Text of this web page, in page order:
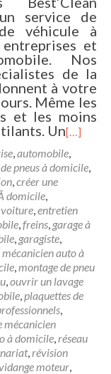
service de
véhicule à
et
Nos
de la
à votre
Même les
et les moins
Un[…]
,automobile,
pneus à domicile,
,créer une
domicile,
,entretien
,freins, garage à
, garagiste,
mécanicien auto à
,montage de pneu
,ouvrir un lavage
,plaquettes de
,
mécanicien
à domicile,réseau
,révision
moteur,